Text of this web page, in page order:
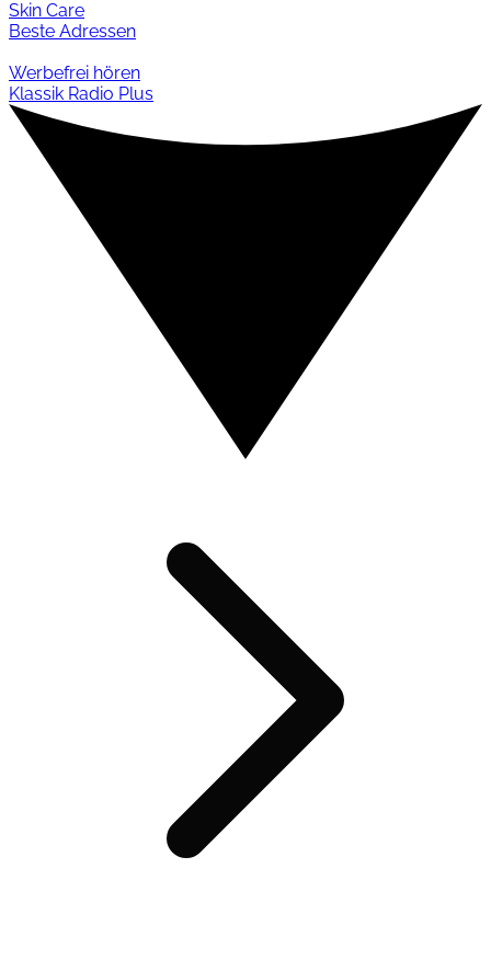
Skin Care
Beste Adressen
Werbefrei hören
Klassik Radio Plus